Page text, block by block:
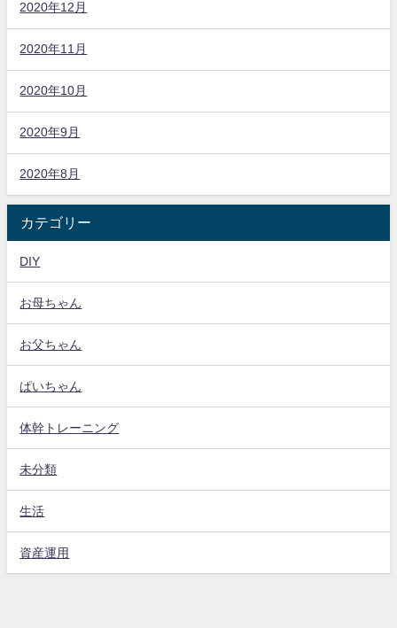
2020年12月
2020年11月
2020年10月
2020年9月
2020年8月
カテゴリー
DIY
お母ちゃん
お父ちゃん
ぱいちゃん
体幹トレーニング
未分類
生活
資産運用